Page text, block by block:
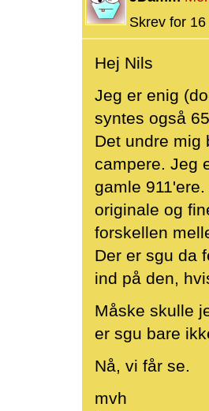
Skrev for
Hej Nils
Jeg er enig
syntes også
Det undre mig
campere. Jeg
gamle
originale og
forskellen
Der er sgu da
ind på den,
Måske skulle
er sgu bare
Nå, vi får se.
mvh